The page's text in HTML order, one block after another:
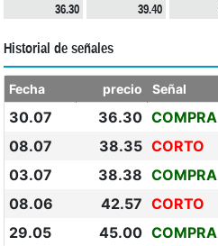
36.30 39.40
Historial de señales
Fecha precio Señal
30.07 36.30 COMPRA
08.07
38.35 CORTO
03.07
38.38 COMPRA
08.06
42.57 CORTO
29.05
45.00 COMPRA